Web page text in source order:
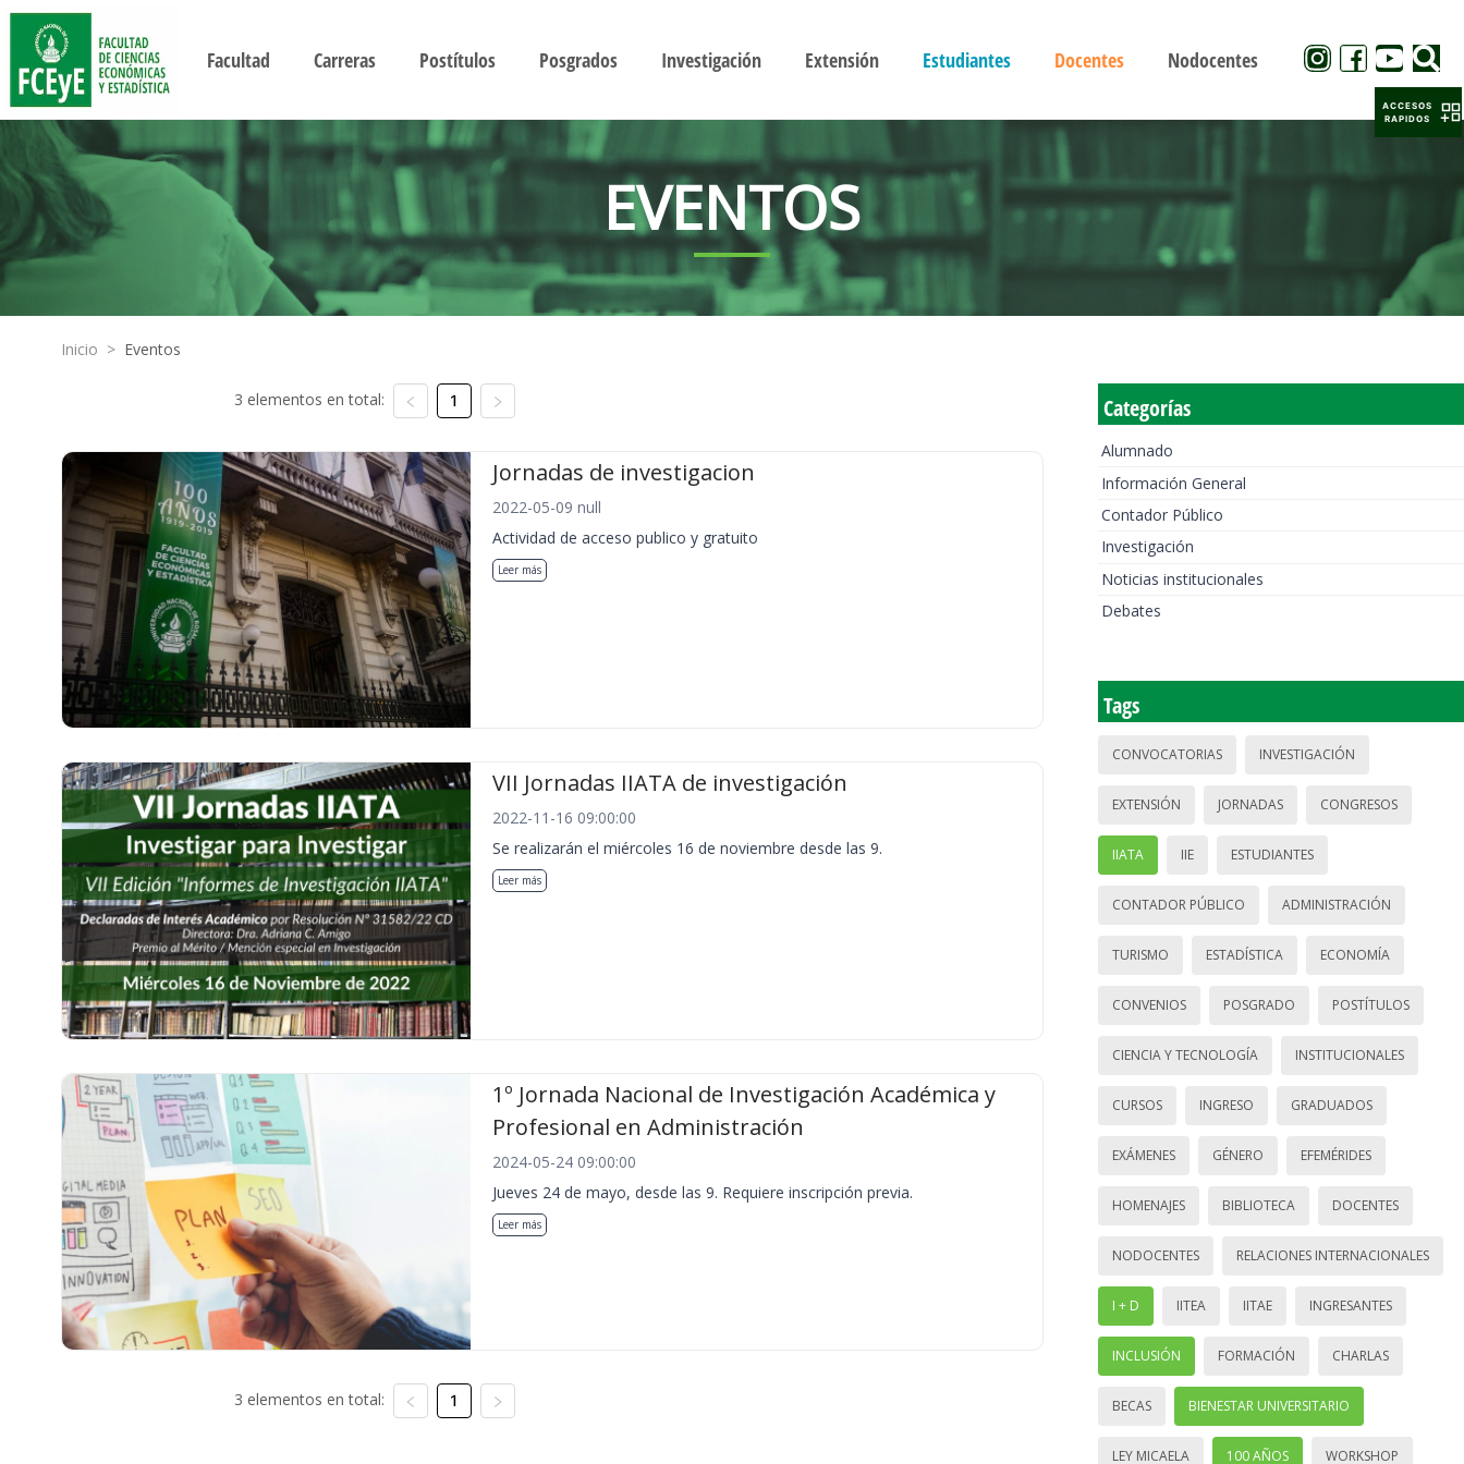
Facultad Carreras Postítulos Posgrados Investigación Extensión Estudiantes Docentes Nodocentes
EVENTOS
Inicio > Eventos
3 elementos en total: 1
Jornadas de investigacion
2022-05-09 null
Actividad de acceso publico y gratuito
Leer más
VII Jornadas IIATA de investigación
2022-11-16 09:00:00
Se realizarán el miércoles 16 de noviembre desde las 9.
Leer más
1º Jornada Nacional de Investigación Académica y
Profesional en Administración
2024-05-24 09:00:00
Jueves 24 de mayo, desde las 9. Requiere inscripción previa.
Leer más
3 elementos en total: 1
Categorías
Alumnado
Información General
Contador Público
Investigación
Noticias institucionales
Debates
Tags
CONVOCATORIAS INVESTIGACIÓN
EXTENSIÓN JORNADAS CONGRESOS
IIATA IIE ESTUDIANTES
CONTADOR PÚBLICO ADMINISTRACIÓN
TURISMO ESTADÍSTICA ECONOMÍA
CONVENIOS POSGRADO POSTÍTULOS
CIENCIA Y TECNOLOGÍA INSTITUCIONALES
CURSOS INGRESO GRADUADOS
EXÁMENES GÉNERO EFEMÉRIDES
HOMENAJES BIBLIOTECA DOCENTES
NODOCENTES RELACIONES INTERNACIONALES
I + D IITEA IITAE INGRESANTES
INCLUSIÓN FORMACIÓN CHARLAS
BECAS BIENESTAR UNIVERSITARIO
LEY MICAELA 100 AÑOS WORKSHOP
ACCESOS
RAPIDOS